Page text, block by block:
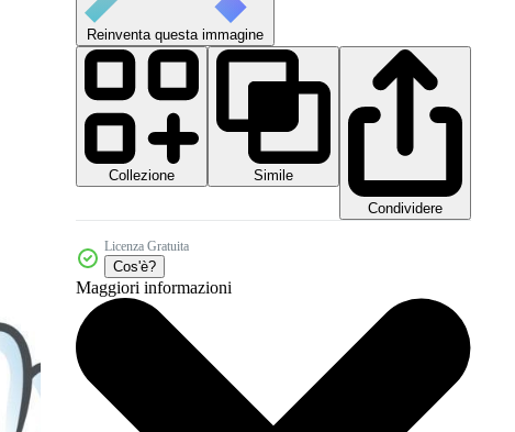
Reinventa questa immagine
Collezione
Simile
Condividere
Licenza Gratuita
Cos'è?
Maggiori informazioni